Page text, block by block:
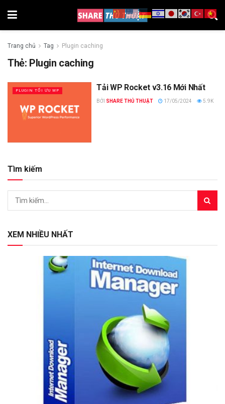
Trang chủ Tag Plugin caching
Thẻ: Plugin caching
PLUGIN TỐI ƯU WP Tải WP Rocket v3.16 Mới Nhất
BỞI SHARE THỦ THUẬT 17/05/2024 5.9K
Tìm kiếm
XEM NHIỀU NHẤT